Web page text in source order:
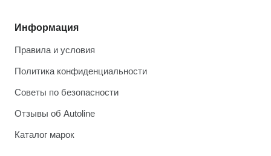
Информация
Правила и условия
Политика конфиденциальности
Советы по безопасности
Отзывы об Autoline
Каталог марок